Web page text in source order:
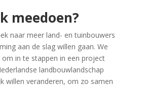
meedoen?
naar meer land- en tuinbouwers
aan de slag willen gaan. We
om in te stappen in een project
landbouwlandschap
willen veranderen, om zo samen